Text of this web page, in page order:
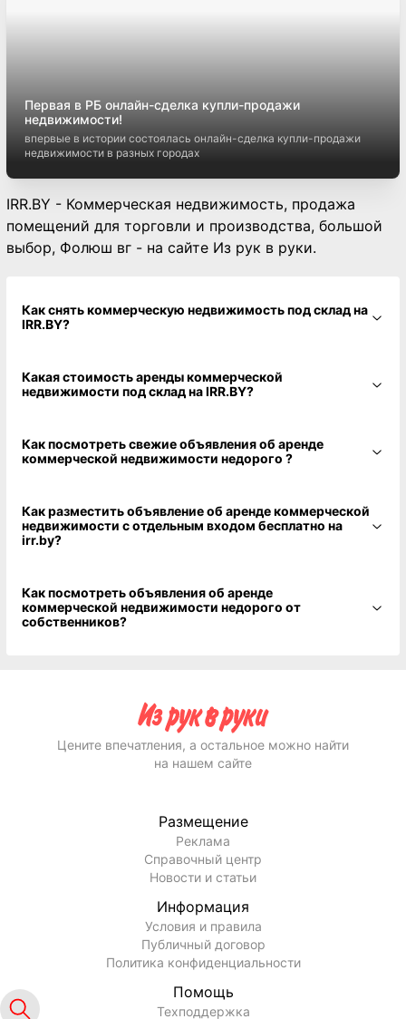
Первая в РБ онлайн-сделка купли-продажи
недвижимости!
впервые в истории состоялась онлайн-сделка купли-продажи
недвижимости в разных городах
IRR.BY - Коммерческая недвижимость, продажа
помещений для торговли и производства, большой
выбор, Фолюш вг - на сайте Из рук в руки.
Как снять коммерческую недвижимость под склад на
IRR.BY?
Какая стоимость аренды коммерческой
недвижимости под склад на IRR.BY?
Как посмотреть свежие объявления об аренде
коммерческой недвижимости недорого ?
Как разместить объявление об аренде коммерческой
недвижимости с отдельным входом бесплатно на
irr.by?
Как посмотреть объявления об аренде
коммерческой недвижимости недорого от
собственников?
Цените впечатления, а остальное можно найти
на нашем сайте
Размещение
Реклама
Справочный центр
Новости и статьи
Информация
Условия и правила
Публичный договор
Политика конфиденциальности
Помощь
Техподдержка